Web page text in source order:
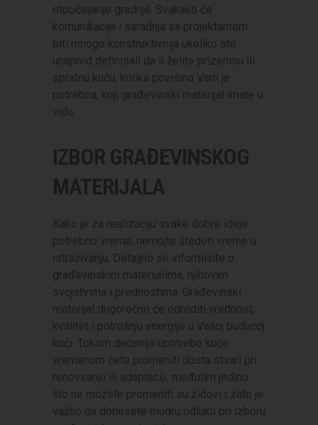
otpočinjanje gradnje. Svakako će
komunikacija i saradnja sa projektantom
biti mnogo konstruktivnija ukoliko ste
unapred definisali da li želite prizemnu ili
spratnu kuću, kolika površina Vam je
potrebna, koji građevinski materijal imate u
vidu.
IZBOR GRAĐEVINSKOG
MATERIJALA
Kako je za realizaciju svake dobre ideje
potrebno vreme, nemojte štedeti vreme u
istraživanju. Detaljno se informišite o
građevinskim materijalima, njihovim
svojstvima i prednostima. Građevinski
materijal dugoročno će odrediti vrednost,
kvalitet i potrošnju energije u Vašoj budućoj
kući. Tokom decenija upotrebe kuće
vremenom ćete promeniti dosta stvari pri
renoviranju ili adaptaciji, međutim jedino
što ne možete promeniti su zidovi i zato je
važno da donesete mudru odluku pri izboru